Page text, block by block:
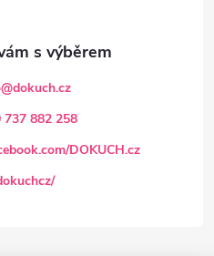
@dokuch.cz
737 882 258
DOKUCH.cz